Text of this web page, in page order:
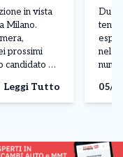
in vista
Milano.
prossimi
candidato al
che
[…]
Leggi Tutto
Due
nel
05/